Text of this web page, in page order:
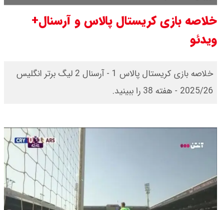
خلاصه بازی کریستال پالاس و آرسنال+
ویدئو
خلاصه بازی کریستال پالاس 1 - آرسنال 2 لیگ برتر انگلیس
2025/26 - هفته 38 را ببینید.